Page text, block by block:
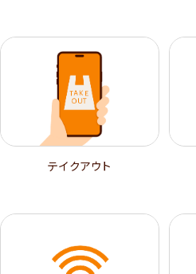
テイクアウト